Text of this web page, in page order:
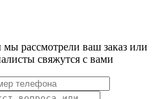
рассмотрели ваш заказ или
свяжутся с вами